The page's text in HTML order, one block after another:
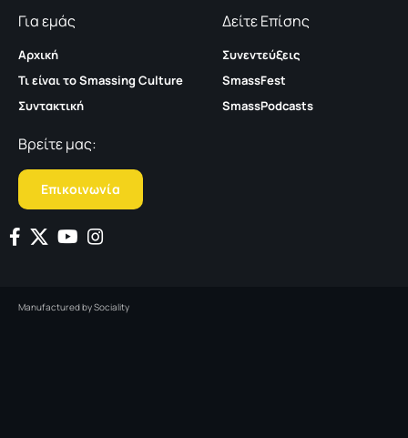
Για εμάς
Αρχική
Τι είναι το Smassing Culture
Συντακτική
Δείτε Επίσης
Συνεντεύξεις
SmassFest
SmassPodcasts
Βρείτε μας:
Επικοινωνία
Manufactured bySociality